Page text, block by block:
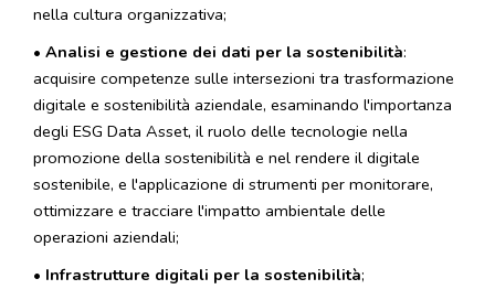
nella cultura organizzativa;
• Analisi e gestione dei dati per la sostenibilità:
acquisire competenze sulle intersezioni tra trasformazione
digitale e sostenibilità aziendale, esaminando l'importanza
degli ESG Data Asset, il ruolo delle tecnologie nella
promozione della sostenibilità e nel rendere il digitale
sostenibile, e l'applicazione di strumenti per monitorare,
ottimizzare e tracciare l'impatto ambientale delle
operazioni aziendali;
• Infrastrutture digitali per la sostenibilità;